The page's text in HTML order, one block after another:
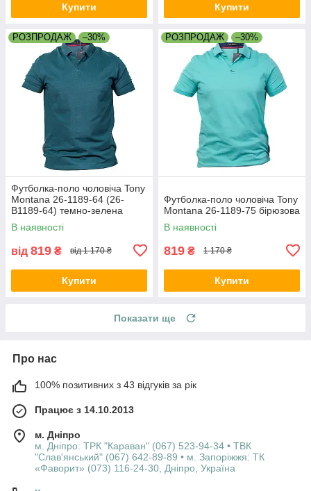
Купити Купити
РОЗПРОДАЖ –30%
Футболка-поло чоловіча Tony
Montana 26-1189-64 (26-
B1189-64) темно-зелена
В наявності
від 819 ₴ від 1 170 ₴
Купити
РОЗПРОДАЖ –30%
Футболка-поло чоловіча Tony
Montana 26-1189-75 бірюзова
В наявності
819 ₴ 1 170 ₴
Купити
Показати ще
Про нас
100% позитивних з 43 відгуків за рік
Працює з 14.10.2013
м. Дніпро
м. Дніпро: ТРК "Караван" (067) 523-94-34 • ТВК
"Слав'янський" (067) 642-89-89 • м. Запоріжжя: ТК
«Фаворит» (073) 116-24-30, Дніпро, Україна